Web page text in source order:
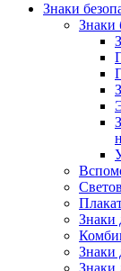
Знаки
Знаки
Знаки
Знаки
Знаки